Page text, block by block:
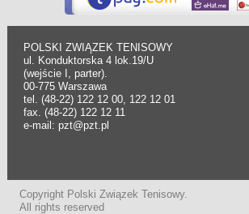
POLSKI ZWIĄZEK TENISOWY
ul. Konduktorska 4 lok.19/U
(wejście I, parter).
00-775 Warszawa
tel. (48-22) 122 12 00, 122 12 01
fax. (48-22) 122 12 11
e-mail: pzt@pzt.pl
Copyright Polski Związek Tenisowy.
All rights reserved